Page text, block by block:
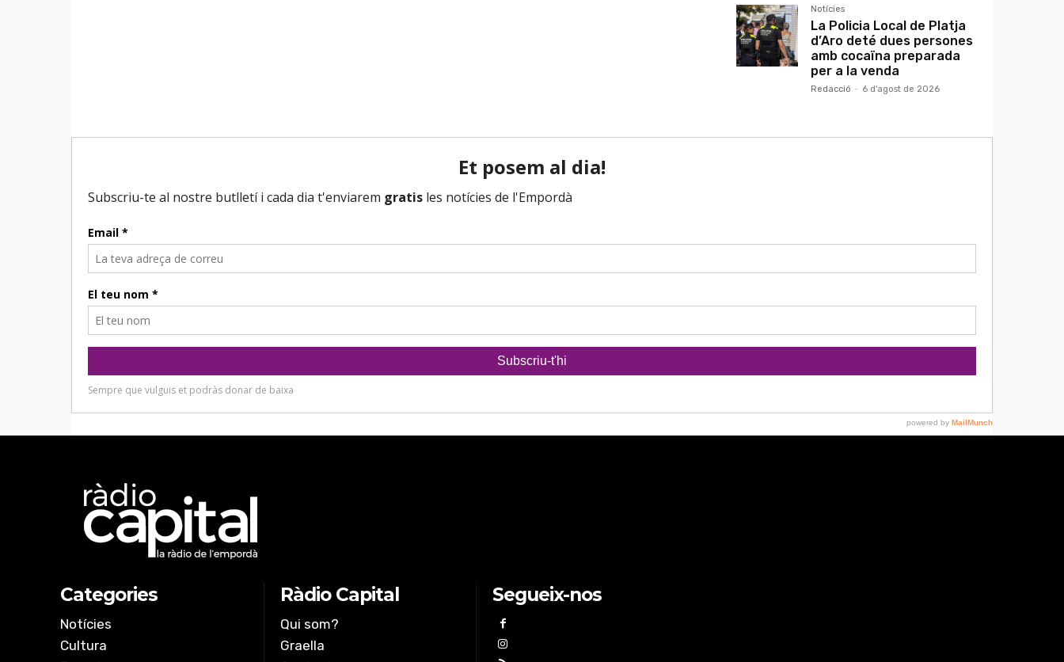
Notícies
La Policia Local de Platja
d’Aro deté dues persones
amb cocaïna preparada
per a la venda
Redacció - 6 d'agost de 2026
Categories
Notícies
Cultura
Ràdio Capital
Qui som?
Graella
Segueix-nos